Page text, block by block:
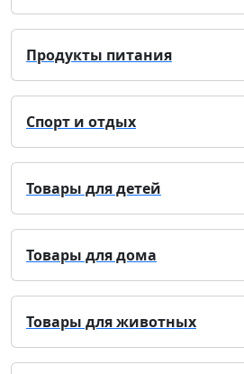
Продукты питания
Спорт и отдых
Товары для детей
Товары для дома
Товары для животных